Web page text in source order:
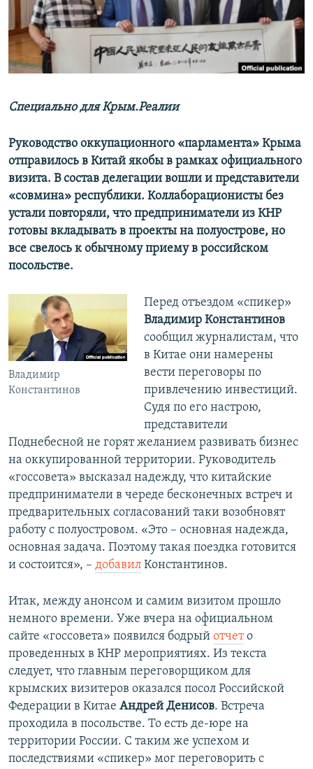
ПОБЕДИТЕЛЕЙ НЕ СУДЯТ?
КРЫМ.НЕПОКОРЕННЫЙ
ELIFBE
ПРИСОЕДИНЯЙТЕСЬ!
Все сайты RFE/RL
Специально для Крым.Реалии
Руководство оккупационного «парламента» Крыма
отправилось в Китай якобы в рамках официального
визита. В состав делегации вошли и представители
«совмина» республики. Коллаборационисты без
устали повторяли, что предприниматели из КНР
готовы вкладывать в проекты на полуострове, но
все свелось к обычному приему в российском
посольстве.
Владимир
Константинов
Перед отъездом «спикер»
Владимир Константинов
сообщил журналистам, что
в Китае они намерены
вести переговоры по
привлечению инвестиций.
Судя по его настрою,
представители
Поднебесной не горят желанием развивать бизнес
на оккупированной территории. Руководитель
«госсовета» высказал надежду, что китайские
предприниматели в череде бесконечных встреч и
предварительных согласований таки возобновят
работу с полуостровом. «Это – основная надежда,
основная задача. Поэтому такая поездка готовится
и состоится», – добавил Константинов.
Итак, между анонсом и самим визитом прошло
немного времени. Уже вчера на официальном
сайте «госсовета» появился бодрый отчето
проведенных в КНР мероприятиях. Из текста
следует, что главным переговорщиком для
крымских визитеров оказался посол Российской
Федерации в Китае Андрей Денисов. Встреча
проходила в посольстве. То есть де-юре на
территории России. С таким же успехом и
последствиями «спикер» мог переговорить с